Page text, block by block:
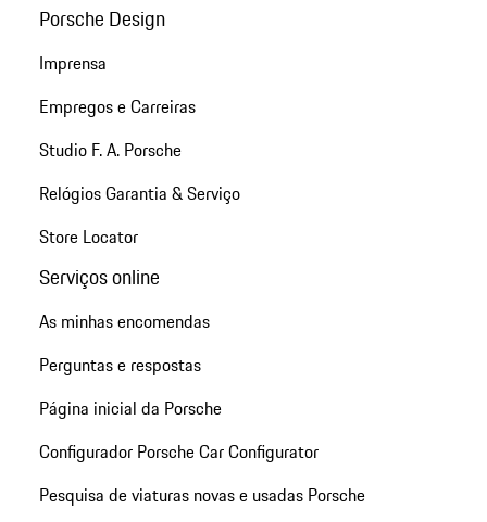
Porsche Design
Imprensa
Empregos e Carreiras
Studio F. A. Porsche
Relógios Garantia & Serviço
Store Locator
Serviços online
As minhas encomendas
Perguntas e respostas
Página inicial da Porsche
Configurador Porsche Car Configurator
Pesquisa de viaturas novas e usadas Porsche